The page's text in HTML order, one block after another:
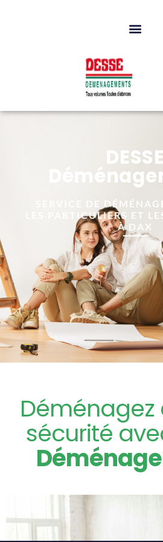
DESSE
SERVICE DE
LES PARTICULIERS ET
À DAX
Déménagez
sécurité